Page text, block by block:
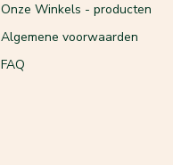
Onze Winkels - producten
Algemene voorwaarden
FAQ